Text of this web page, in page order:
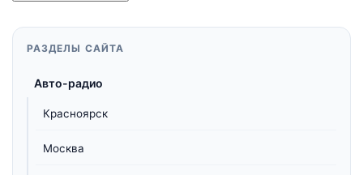
РАЗДЕЛЫ САЙТА
Авто-радио
Красноярск
Москва